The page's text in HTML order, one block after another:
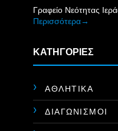
Γραφείο Νεότητας
Περισσότερα→
ΚΑΤΗΓΟΡΙΕΣ
ΑΘΛΗΤΙΚΑ
ΔΙΑΓΩΝΙΣΜΟΙ